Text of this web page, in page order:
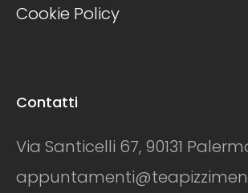
Cookie Policy
Contatti
Via Santicelli 67, 90131